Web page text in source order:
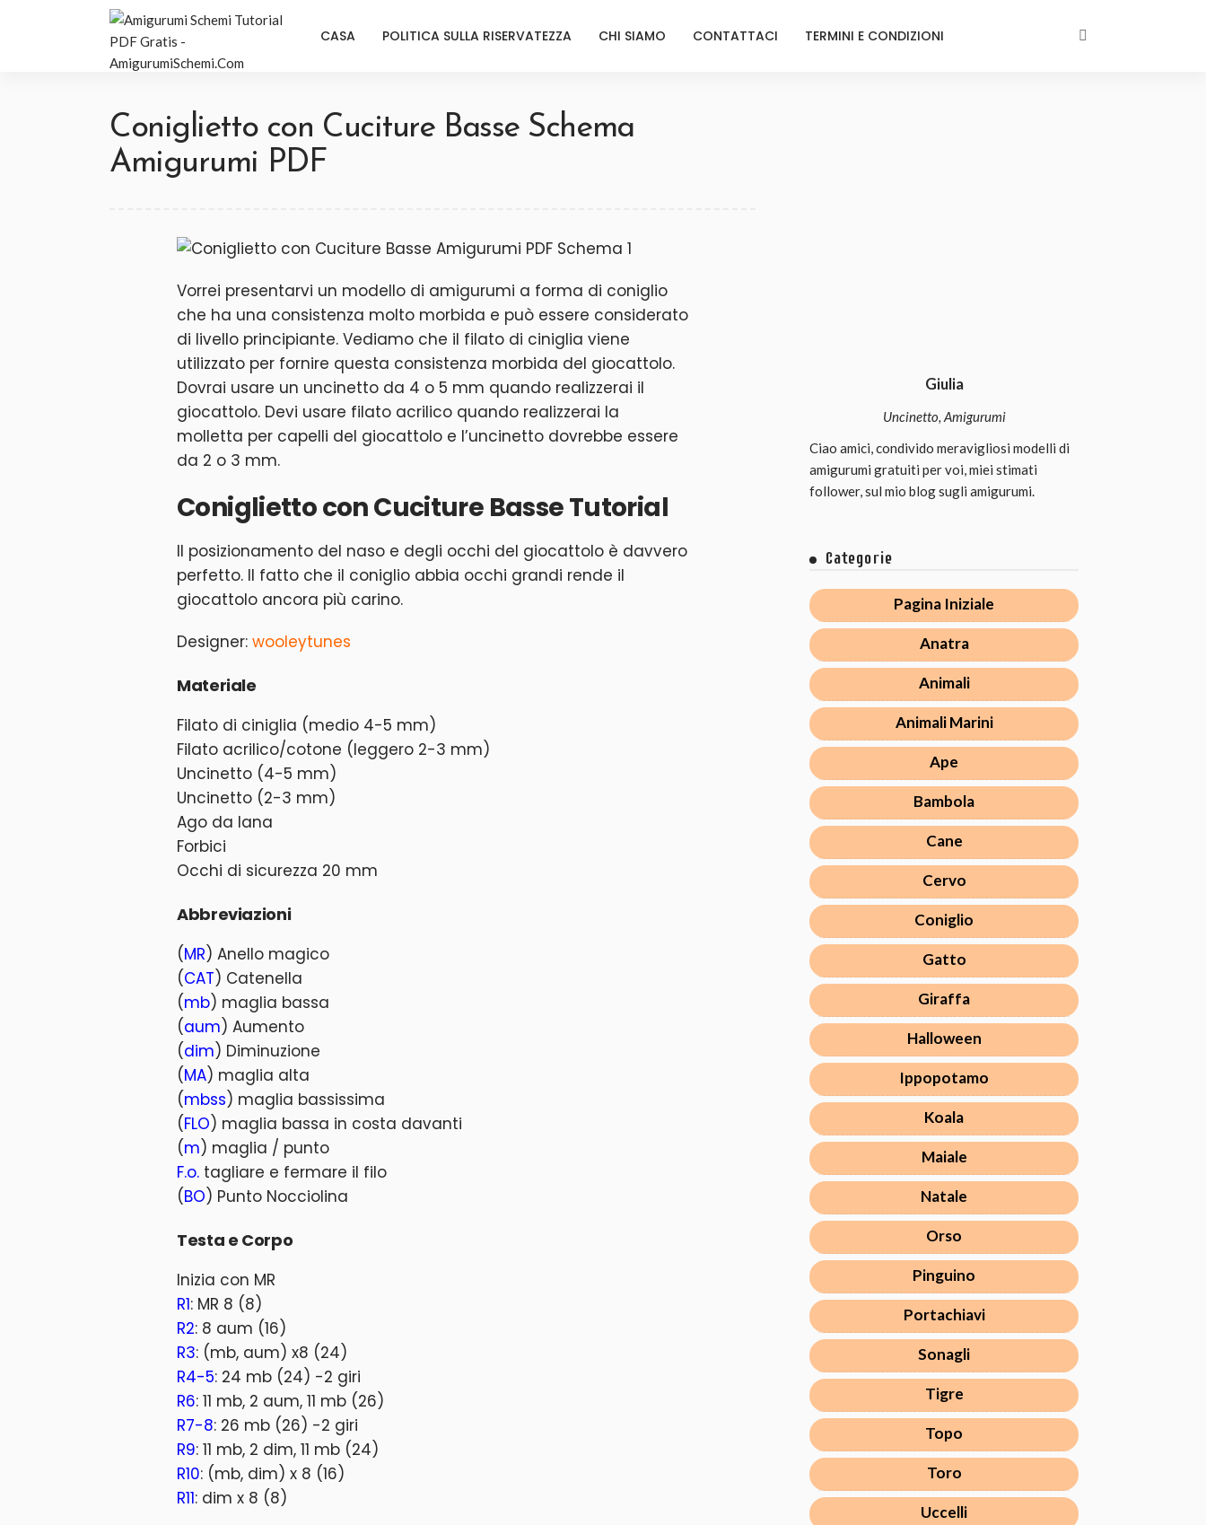
CASA POLITICA SULLA RISERVATEZZA CHI SIAMO CONTATTACI TERMINI E CONDIZIONI
Coniglietto con Cuciture Basse Schema
Amigurumi PDF
Vorrei presentarvi un modello di amigurumi a forma di coniglio
che ha una consistenza molto morbida e può essere considerato
di livello principiante. Vediamo che il filato di ciniglia viene
utilizzato per fornire questa consistenza morbida del giocattolo.
Dovrai usare un uncinetto da 4 o 5 mm quando realizzerai il
giocattolo. Devi usare filato acrilico quando realizzerai la
molletta per capelli del giocattolo e l’uncinetto dovrebbe essere
da 2 o 3 mm.
Coniglietto con Cuciture Basse Tutorial
Il posizionamento del naso e degli occhi del giocattolo è davvero
perfetto. Il fatto che il coniglio abbia occhi grandi rende il
giocattolo ancora più carino.
Designer: wooleytunes
Materiale
Filato di ciniglia (medio 4-5 mm)
Filato acrilico/cotone (leggero 2-3 mm)
Uncinetto (4-5 mm)
Uncinetto (2-3 mm)
Ago da lana
Forbici
Occhi di sicurezza 20 mm
Abbreviazioni
(MR) Anello magico
(CAT) Catenella
(mb) maglia bassa
(aum) Aumento
(dim) Diminuzione
(MA) maglia alta
(mbss) maglia bassissima
(FLO) maglia bassa in costa davanti
(m) maglia / punto
F.o. tagliare e fermare il filo
(BO) Punto Nocciolina
Testa e Corpo
Inizia con MR
R1: MR 8 (8)
R2: 8 aum (16)
R3: (mb, aum) x8 (24)
R4-5: 24 mb (24) -2 giri
R6: 11 mb, 2 aum, 11 mb (26)
R7-8: 26 mb (26) -2 giri
R9: 11 mb, 2 dim, 11 mb (24)
R10: (mb, dim) x 8 (16)
R11: dim x 8 (8)
Giulia
Uncinetto, Amigurumi
Ciao amici, condivido meravigliosi modelli di
amigurumi gratuiti per voi, miei stimati
follower, sul mio blog sugli amigurumi.
Categorie
Pagina Iniziale
Anatra
Animali
Animali Marini
Ape
Bambola
Cane
Cervo
Coniglio
Gatto
Giraffa
Halloween
Ippopotamo
Koala
Maiale
Natale
Orso
Pinguino
Portachiavi
Sonagli
Tigre
Topo
Toro
Uccelli